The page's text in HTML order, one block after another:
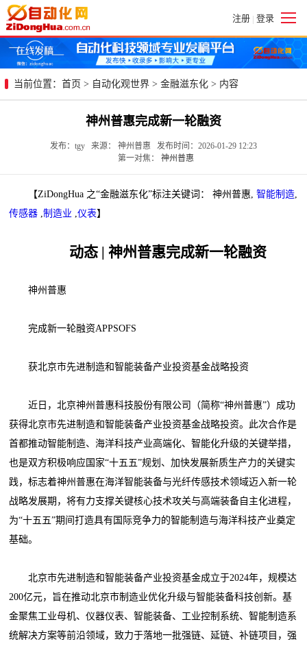
注册 | 登录
当前位置： 首页 > 自动化观世界 > 金融滋东化 > 内容
神州普惠完成新一轮融资
发布：tgy 来源： 神州普惠 发布时间：2026-01-29 12:23
第一对焦： 神州普惠
【ZiDongHua 之“金融滋东化”标注关键词： 神州普惠,智能制造
传感器 ,制造业 ,仪表】
动态 | 神州普惠完成新一轮融资
神州普惠
完成新一轮融资APPSOFS
获北京市先进制造和智能装备产业投资基金战略投资
近日，北京神州普惠科技股份有限公司（简称“神州普惠”）成功
获得北京市先进制造和智能装备产业投资基金战略投资。此次合作是
首都推动智能制造、海洋科技产业高端化、智能化升级的关键举措，
也是双方积极响应国家“十五五”规划、加快发展新质生产力的关键实
践，标志着神州普惠在海洋智能装备与光纤传感技术领域迈入新一轮
战略发展期，将有力支撑关键核心技术攻关与高端装备自主化进程，
为“十五五”期间打造具有国际竞争力的智能制造与海洋科技产业奠定
基础。
北京市先进制造和智能装备产业投资基金成立于2024年，规模达
200亿元，旨在推动北京市制造业优化升级与智能装备科技创新。基
金聚焦工业母机、仪器仪表、智能装备、工业控制系统、智能制造系
统解决方案等前沿领域，致力于落地一批强链、延链、补链项目，强